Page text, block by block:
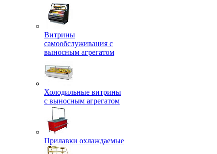
Витрины
самообслуживания с
выносным агрегатом
Холодильные витрины
с выносным агрегатом
Прилавки охлаждаемые